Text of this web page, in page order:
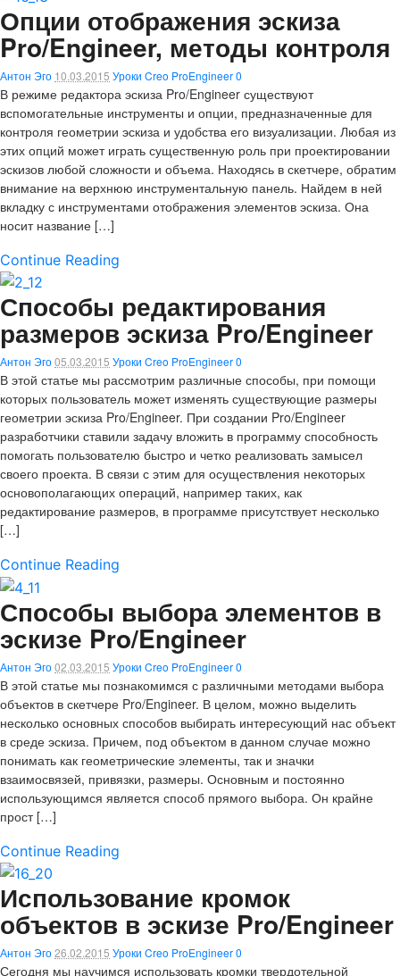
Опции отображения эскиза
Pro/Engineer, методы контроля
Антон Эго 10.03.2015 Уроки Creo ProEngineer0
В режиме редактора эскиза Pro/Engineer существуют
вспомогательные инструменты и опции, предназначенные для
контроля геометрии эскиза и удобства его визуализации. Любая из
этих опций может играть существенную роль при проектировании
эскизов любой сложности и объема. Находясь в скетчере, обратим
внимание на верхнюю инструментальную панель. Найдем в ней
вкладку с инструментами отображения элементов эскиза. Она
носит название […]
Continue Reading
Способы редактирования
размеров эскиза Pro/Engineer
Антон Эго05.03.2015 Уроки Creo ProEngineer0
В этой статье мы рассмотрим различные способы, при помощи
которых пользователь может изменять существующие размеры
геометрии эскиза Pro/Engineer. При создании Pro/Engineer
разработчики ставили задачу вложить в программу способность
помогать пользователю быстро и четко реализовать замысел
своего проекта. В связи с этим для осуществления некоторых
основополагающих операций, например таких, как
редактирование размеров, в программе присутствует несколько
[…]
Continue Reading
Способы выбора элементов в
эскизе Pro/Engineer
Антон Эго02.03.2015 Уроки Creo ProEngineer0
В этой статье мы познакомимся с различными методами выбора
объектов в скетчере Pro/Engineer. В целом, можно выделить
несколько основных способов выбирать интересующий нас объект
в среде эскиза. Причем, под объектом в данном случае можно
понимать как геометрические элементы, так и значки
взаимосвязей, привязки, размеры. Основным и постоянно
использующимся является способ прямого выбора. Он крайне
прост […]
Continue Reading
Использование кромок
объектов в эскизе Pro/Engineer
Антон Эго26.02.2015 Уроки Creo ProEngineer0
Сегодня мы научимся использовать кромки твердотельной